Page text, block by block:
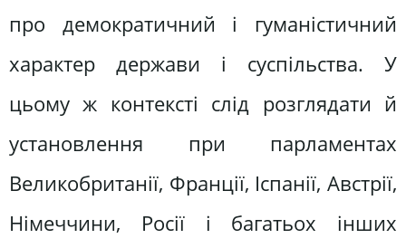
про демократичний і гуманістичний
характер держави і суспільства. У
цьому ж контексті слід розглядати й
установлення при парламентах
Великобританії, Франції, Іспанії, Австрії,
Німеччини, Росії і багатьох інших